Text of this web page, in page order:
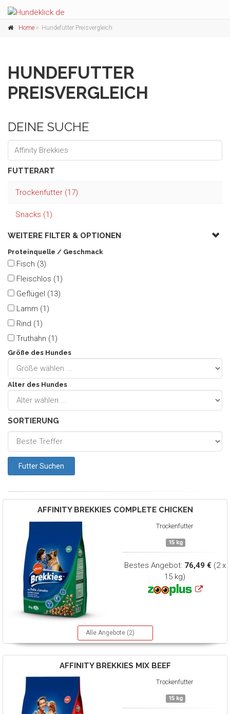
Home Hundefutter Preisvergleich
HUNDEFUTTER
PREISVERGLEICH
DEINE SUCHE
FUTTERART
Trockenfutter (17)
Snacks (1)
WEITERE FILTER & OPTIONEN
Proteinquelle / Geschmack
Fisch (3)
Fleischlos (1)
Geflügel (13)
Lamm (1)
Rind (1)
Truthahn (1)
Größe des Hundes
Alter des Hundes
SORTIERUNG
AFFINITY BREKKIES COMPLETE CHICKEN
Trockenfutter
15 kg
Bestes Angebot: 76,49 € (2 x
15 kg)
Alle Angebote (2)
AFFINITY BREKKIES MIX BEEF
Trockenfutter
15 kg